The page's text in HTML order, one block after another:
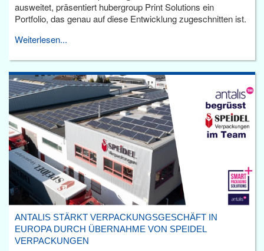
ausweitet, präsentiert hubergroup Print Solutions ein
Portfolio, das genau auf diese Entwicklung zugeschnitten ist.
Weiterlesen...
ANTALIS STÄRKT VERPACKUNGSGESCHÄFT IN
EUROPA DURCH ÜBERNAHME VON SPEIDEL
VERPACKUNGEN